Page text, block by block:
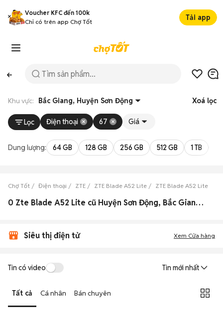
Voucher KFC đến 100k
Chỉ có trên app Chợ Tốt
Tải app
Khu vực: Bắc Giang, Huyện Sơn Động Xoá lọc
Lọc Điện thoại 67 Giá
Dung lượng: 64 GB 128 GB 256 GB 512 GB 1 TB
Chợ Tốt Điện thoại ZTE ZTE Blade A52 Lite ZTE Blade A52 Lite Bắc
0 Zte Blade A52 Lite cũ Huyện Sơn Động, Bắc Giang đẹp
Siêu thị điện tử Xem Cửa hàng
Tin có video Tin mới nhất
Tất cả Cá nhân Bán chuyên